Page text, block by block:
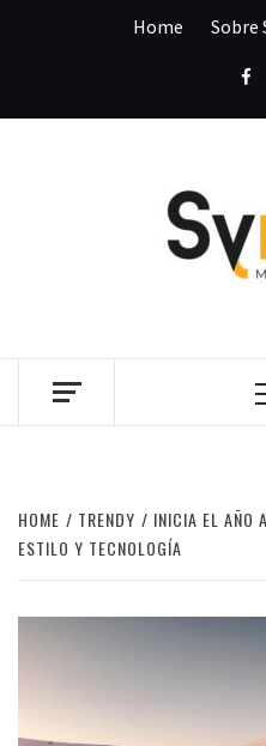
Home Sobre
HOME TRENDY
INICIA EL AÑO
ESTILO Y TECNOLOGÍA